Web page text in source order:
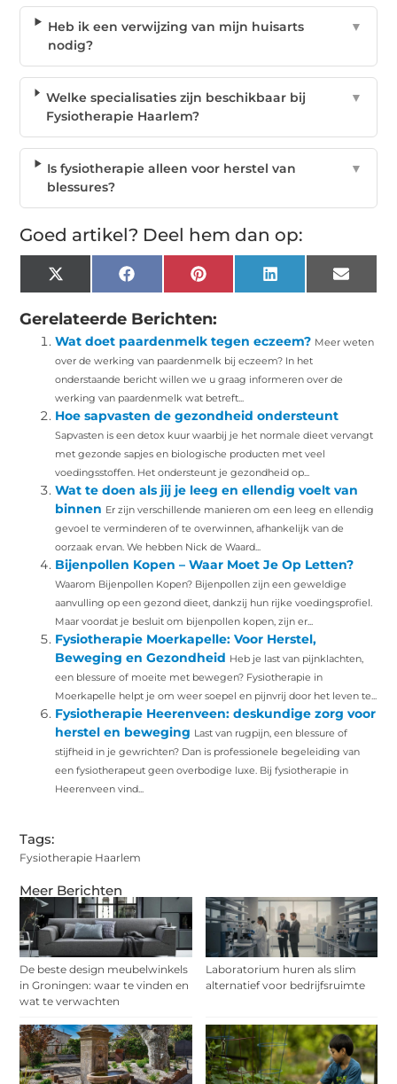
Meer Berichten
De beste design meubelwinkels
in Groningen: waar te vinden en
wat te verwachten
Laboratorium huren als slim
alternatief voor bedrijfsruimte
Heb ik een verwijzing van mijn huisarts
nodig?
▼
Welke specialisaties zijn beschikbaar bij
Fysiotherapie Haarlem?
▼
Is fysiotherapie alleen voor herstel van
blessures?
▼
Goed artikel? Deel hem dan op:
X
(Twitter)
Facebook Pinterest LinkedIn Email
Gerelateerde Berichten:
Wat doet paardenmelk tegen eczeem? Meer weten
over de werking van paardenmelk bij eczeem? In het
onderstaande bericht willen we u graag informeren over de
werking van paardenmelk wat betreft...
Hoe sapvasten de gezondheid ondersteunt
Sapvasten is een detox kuur waarbij je het normale dieet vervangt
met gezonde sapjes en biologische producten met veel
voedingsstoffen. Het ondersteunt je gezondheid op...
Wat te doen als jij je leeg en ellendig voelt van
binnen Er zijn verschillende manieren om een leeg en ellendig
gevoel te verminderen of te overwinnen, afhankelijk van de
oorzaak ervan. We hebben Nick de Waard...
Bijenpollen Kopen – Waar Moet Je Op Letten?
Waarom Bijenpollen Kopen? Bijenpollen zijn een geweldige
aanvulling op een gezond dieet, dankzij hun rijke voedingsprofiel.
Maar voordat je besluit om bijenpollen kopen, zijn er...
Fysiotherapie Moerkapelle: Voor Herstel,
Beweging en Gezondheid Heb je last van pijnklachten,
een blessure of moeite met bewegen? Fysiotherapie in
Moerkapelle helpt je om weer soepel en pijnvrij door het leven te...
Fysiotherapie Heerenveen: deskundige zorg voor
herstel en beweging Last van rugpijn, een blessure of
stijfheid in je gewrichten? Dan is professionele begeleiding van
een fysiotherapeut geen overbodige luxe. Bij fysiotherapie in
Heerenveen vind...
Tags:
Fysiotherapie Haarlem